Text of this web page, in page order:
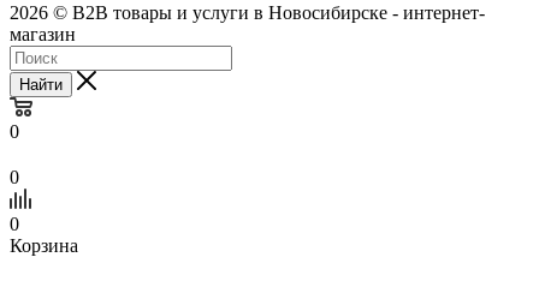
2026 © B2B товары и услуги в Новосибирске - интернет-
магазин
Найти
0
0
0
Корзина